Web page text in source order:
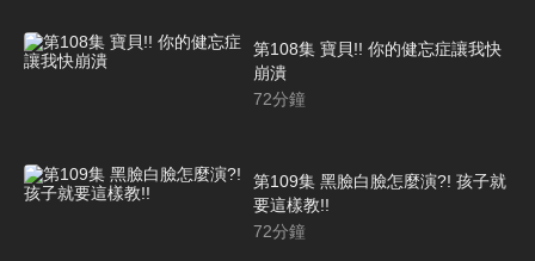
第108集 寶貝!! 你的健忘症讓我快
崩潰
72分鐘
第109集 黑臉白臉怎麼演?! 孩子就
要這樣教!!
72分鐘